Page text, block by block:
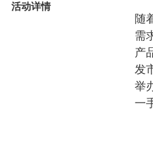
活动详情
随
需
产
发
举
一